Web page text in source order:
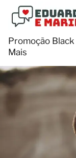
Promoção
Mais